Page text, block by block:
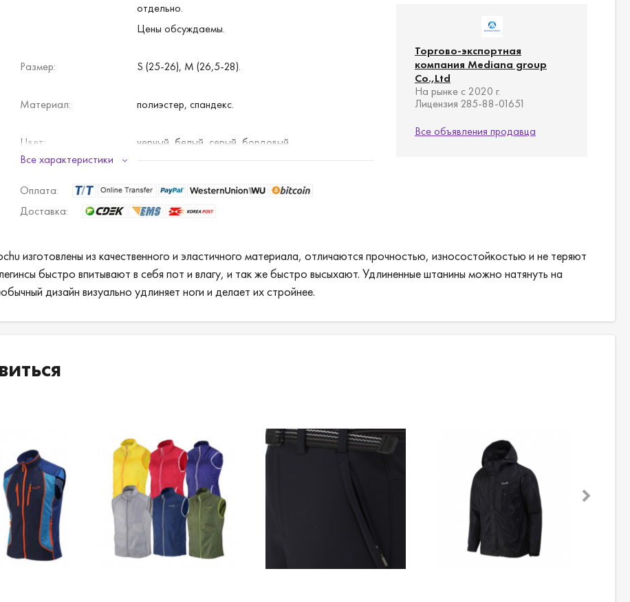
отдельно.
Цены обсуждаемы.
Размер: S (25-26), M (26,5-28).
Материал: полиэстер, спандекс.
Цвет:
черный, белый, серый, бордовый.
Все характеристики
Оплата:
Доставка:
Торгово-экспортная
компания Mediana group
Co.,Ltd
На рынке с 2020 г.
Лицензия 285-88-01651
Все объявления продавца
изготовлены из качественного и эластичного материала, отличаются прочностью, износостойкостью и не теряют
быстро впитывают в себя пот и влагу, и так же быстро высыхают. Удлиненные штанины можно натянуть на
дизайн визуально удлиняет ноги и делает их стройнее.